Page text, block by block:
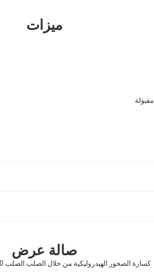
ميزات
مقبولة
صالة عرض
كسارة الصخور الهيدروليكية من خلال الصلب الصلب KS350 KS400 KS450